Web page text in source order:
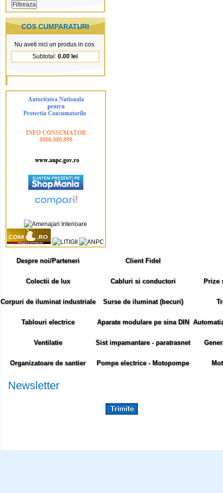
COS CUMPARATURI
Nu aveti nici un produs in cos.
Subtotal: 0.00 lei
Despre noi/Parteneri Client Fidel
Colectii de lux Cabluri si conductori Prize
Corpuri de iluminat industriale Surse de iluminat (becuri)
Tablouri electrice Aparate modulare pe sina DIN
Ventilatie Sist impamantare - paratrasnet
Organizatoare de santier Pompe electrice - Motopompe
Newsletter